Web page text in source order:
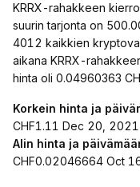
KRRX-rahakkeen
suurin tarjonta on
4012 kaikkien
aikana KRRX-
hinta oli 0.04960363
Korkein hinta ja
CHF1.11 Dec 20, 2021
Alin hinta ja
CHF0.02046664 Oct